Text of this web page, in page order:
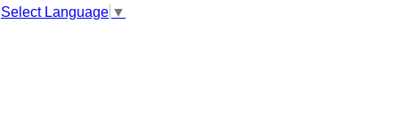
Select Language ▼